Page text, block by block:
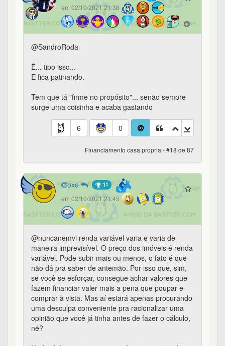
em 02/10/2021 21:38
@SandroRoda
É... tipo isso...
E fica patinando.
Tem que tá "firme no propósito"... senão sempre
surge uma coisinha e acaba gastando
6 0
Financiamento casa propria - #18 de 87
oxe 1º
em 02/10/2021 21:45
@nuncanemvi renda variável varia e varia de
maneira imprevisível. O preço dos imóveis é renda
variável. Pode subir mais ou menos, o fato é que
não dá pra saber de antemão. Por isso que, sim,
se você se esforçar, consegue achar valores que
fazem financiar valer mais a pena que poupar e
comprar à vista. Mas aí estará apenas procurando
uma desculpa conveniente pra racionalizar uma
opinião que você já tinha antes de fazer o cálculo,
né?